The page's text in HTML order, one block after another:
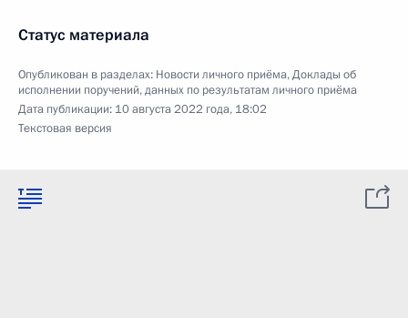
Статус материала
Опубликован в разделах: Новости личного приёма,Доклады об
исполнении поручений, данных по результатам личного приёма
Дата публикации: 10 августа 2022 года, 18:02
Текстовая версия